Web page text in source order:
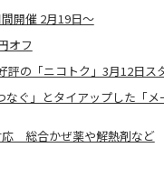
開催 2月19日～
オフ
評の「ニコトク」3月12日ス
ぐ」とタイアップした「
応 総合かぜ薬や解熱剤など